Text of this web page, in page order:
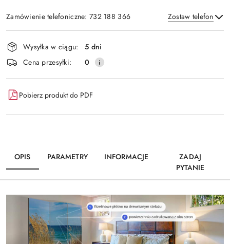
Zamówienie telefoniczne: 732 188 366 Zostaw telefon
Wyślij
Dostępność
i
dostawa
Wysyłka w ciągu:
5 dni
Cena przesyłki:
0
Pobierz produkt do PDF
OPIS PARAMETRY INFORMACJE
ZADAJ
PYTANIE